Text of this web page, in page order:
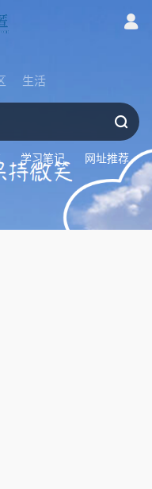
生活
学习笔记 网址推荐